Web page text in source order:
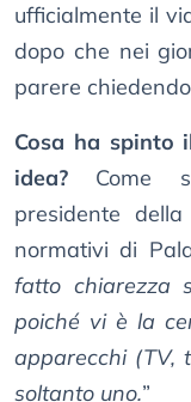
ufficialmente il
dopo che nei
parere
Cosa ha spinto
idea? Come
presidente
normativi di
fatto chiarezza
poiché vi è la
apparecchi (TV,
soltanto uno.”